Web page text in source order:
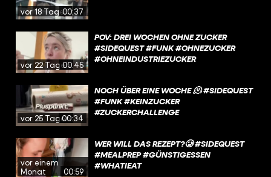
vor 18 Tagen00:37
vor 22 Tagen00:45
POV: DREI WOCHEN OHNE ZUCKER
#SIDEQUEST #FUNK #OHNEZUCKER
#OHNEINDUSTRIEZUCKER
vor 25 Tagen00:34
NOCH ÜBER EINE WOCHE 🫠 #SIDEQUEST
#FUNK #KEINZUCKER
#ZUCKERCHALLENGE
vor einem
Monat
00:59
WER WILL DAS REZEPT?🥲 #SIDEQUEST
#MEALPREP #GÜNSTIGESSEN
#WHATIEAT